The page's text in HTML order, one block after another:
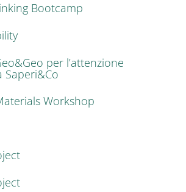
Bootcamp
per l’attenzione
Saperi&Co
Workshop